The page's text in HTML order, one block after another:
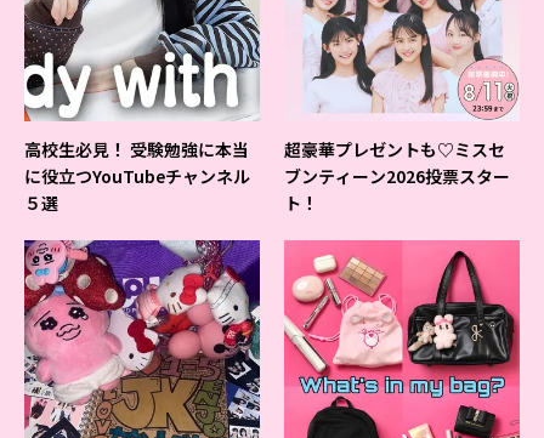
高校生必見！ 受験勉強に本当
に役立つYouTubeチャンネル
５選
超豪華プレゼントも♡ミスセ
ブンティーン2026投票スター
ト！